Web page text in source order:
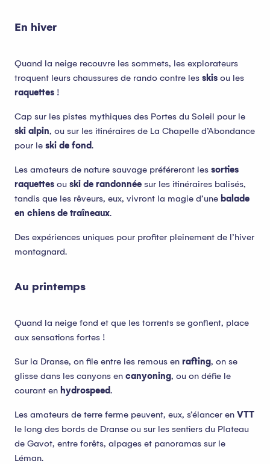
En hiver
Quand la neige recouvre les sommets, les explorateurs
troquent leurs chaussures de rando contre les skis ou les
raquettes !
Cap sur les pistes mythiques des Portes du Soleil pour le
ski alpin, ou sur les itinéraires de La Chapelle d’Abondance
pour le ski de fond.
Les amateurs de nature sauvage préféreront les sorties
raquettes ou ski de randonnée sur les itinéraires balisés,
tandis que les rêveurs, eux, vivront la magie d’une balade
en chiens de traîneaux.
Des expériences uniques pour profiter pleinement de l’hiver
montagnard.
Au printemps
Quand la neige fond et que les torrents se gonflent, place
aux sensations fortes !
Sur la Dranse, on file entre les remous en rafting, on se
glisse dans les canyons en canyoning, ou on défie le
courant en hydrospeed.
Les amateurs de terre ferme peuvent, eux, s’élancer en VTT
le long des bords de Dranse ou sur les sentiers du Plateau
de Gavot, entre forêts, alpages et panoramas sur le
Léman.